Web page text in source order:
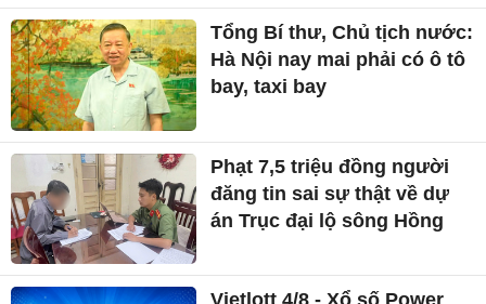
Tổng Bí thư, Chủ tịch nước:
Hà Nội nay mai phải có ô tô
bay, taxi bay
Phạt 7,5 triệu đồng người
đăng tin sai sự thật về dự
án Trục đại lộ sông Hồng